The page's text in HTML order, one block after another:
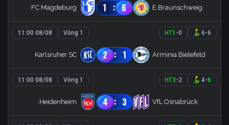
FC Magdeburg 1 : 6 E.Braunschweig
11:00 08/08 Vòng 1 HT1 -0 6-6
Karlsruher SC 2 : 1 Arminia Bielefeld
11:00 08/08 Vòng 1 HT3-2 4-6
Heidenheim 4 : 3 VfL Osnabrück